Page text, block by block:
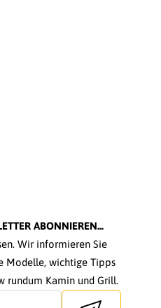
ABONNIEREN...
Wir informieren Sie
Modelle, wichtige Tipps
rundum Kamin und Grill.